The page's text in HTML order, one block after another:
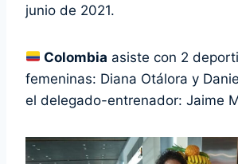
junio de 2021.
Colombia asiste con 2
femeninas: Diana Otálora y
el delegado-entrenador: Jaime